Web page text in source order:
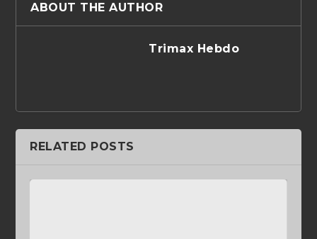
ABOUT THE AUTHOR
Trimax Hebdo
RELATED POSTS